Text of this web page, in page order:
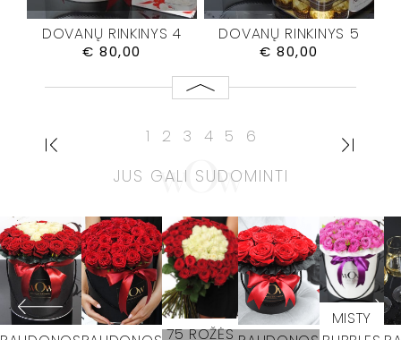
DOVANŲ RINKINYS 4
€ 80,00
DOVANŲ RINKINYS 5
€ 80,00
1 2 3 4 5 6
JUS GALI SUDOMINTI
75 ROŽĖS
MISTY